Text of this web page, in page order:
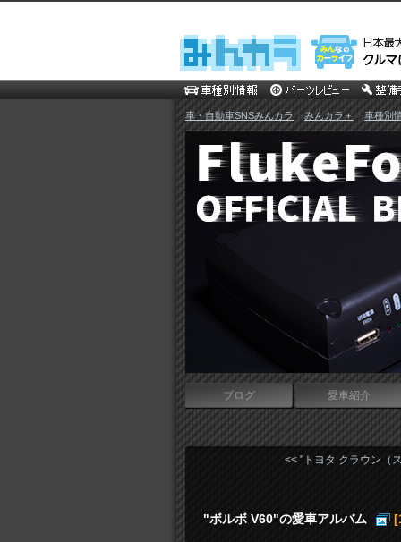
車・自動車SNSみんカラ>みんカラ＋> 車種別
ブログ 愛車紹介
<< "トヨタ クラウン（
"ボルボ V60"の愛車アルバム